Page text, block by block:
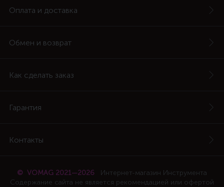
Оплата и доставка
Обмен и возврат
Как сделать заказ
Гарантия
Контакты
© VOMAG 2021—2026
Интернет-магазин Инструмента
Содержание сайта не является рекомендацией или офертой